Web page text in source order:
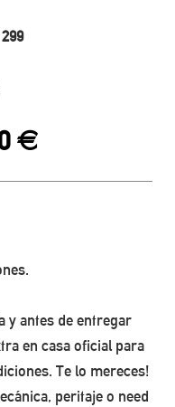
€
y antes de entregar
en casa oficial para
Te lo mereces!
peritaje o need